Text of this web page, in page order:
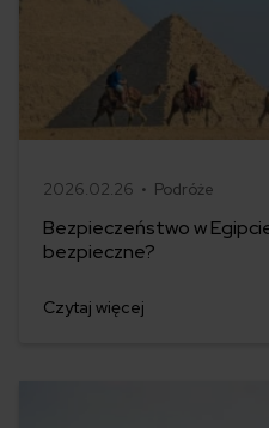
2026.02.26 • Podróże
Bezpieczeństwo w
bezpieczne?
Czytaj więcej